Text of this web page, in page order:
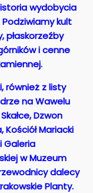
wydobycia
kult
płaskorzeźby
i cenne
również z listy
na Wawelu
Dzwon
Mariacki
Galeria
w Muzeum
dalecy
Planty.